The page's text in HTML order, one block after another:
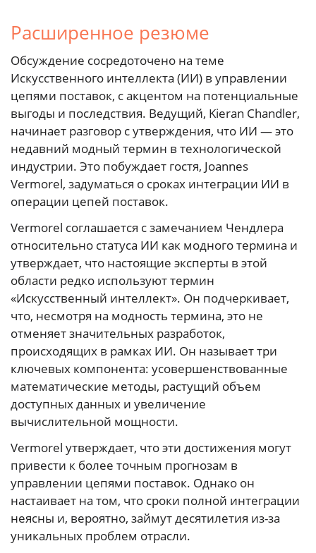
Расширенное резюме
Обсуждение сосредоточено на теме
Искусственного интеллекта (ИИ) в управлении
цепями поставок, с акцентом на потенциальные
выгоды и последствия. Ведущий, Kieran Chandler,
начинает разговор с утверждения, что ИИ — это
недавний модный термин в технологической
индустрии. Это побуждает гостя, Joannes
Vermorel, задуматься о сроках интеграции ИИ в
операции цепей поставок.
Vermorel соглашается с замечанием Чендлера
относительно статуса ИИ как модного термина и
утверждает, что настоящие эксперты в этой
области редко используют термин
«Искусственный интеллект». Он подчеркивает,
что, несмотря на модность термина, это не
отменяет значительных разработок,
происходящих в рамках ИИ. Он называет три
ключевых компонента: усовершенствованные
математические методы, растущий объем
доступных данных и увеличение
вычислительной мощности.
Vermorel утверждает, что эти достижения могут
привести к более точным прогнозам в
управлении цепями поставок. Однако он
настаивает на том, что сроки полной интеграции
неясны и, вероятно, займут десятилетия из-за
уникальных проблем отрасли.